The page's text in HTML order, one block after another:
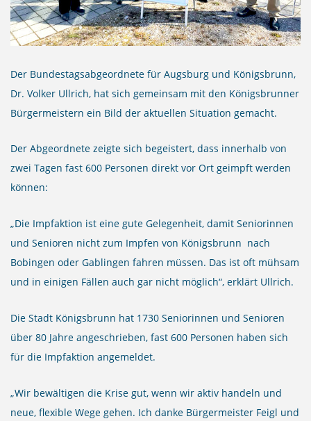
Der Bundestagsabgeordnete für Augsburg und Königsbrunn,
Dr. Volker Ullrich, hat sich gemeinsam mit den Königsbrunner
Bürgermeistern ein Bild der aktuellen Situation gemacht.
Der Abgeordnete zeigte sich begeistert, dass innerhalb von
zwei Tagen fast 600 Personen direkt vor Ort geimpft werden
können:
„Die Impfaktion ist eine gute Gelegenheit, damit Seniorinnen
und Senioren nicht zum Impfen von Königsbrunn nach
Bobingen oder Gablingen fahren müssen. Das ist oft mühsam
und in einigen Fällen auch gar nicht möglich“, erklärt Ullrich.
Die Stadt Königsbrunn hat 1730 Seniorinnen und Senioren
über 80 Jahre angeschrieben, fast 600 Personen haben sich
für die Impfaktion angemeldet.
„Wir bewältigen die Krise gut, wenn wir aktiv handeln und
neue, flexible Wege gehen. Ich danke Bürgermeister Feigl und